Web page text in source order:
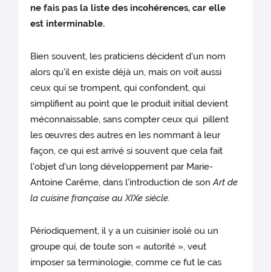
ne fais pas la liste des incohérences, car elle
est interminable.
Bien souvent, les praticiens décident d'un nom
alors qu'il en existe déjà un, mais on voit aussi
ceux qui se trompent, qui confondent, qui
simplifient au point que le produit initial devient
méconnaissable, sans compter ceux qui pillent
les œuvres des autres en les nommant à leur
façon, ce qui est arrivé si souvent que cela fait
l'objet d'un long développement par Marie-
Antoine Carême, dans l'introduction de sonArt de
la cuisine française au XIXe siècle.
Périodiquement, il y a un cuisinier isolé ou un
groupe qui, de toute son « autorité », veut
imposer sa terminologie, comme ce fut le cas